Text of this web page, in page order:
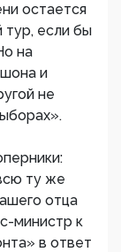
остается
тур, если бы
на
и
не
ту же
отца
министр к
в ответ